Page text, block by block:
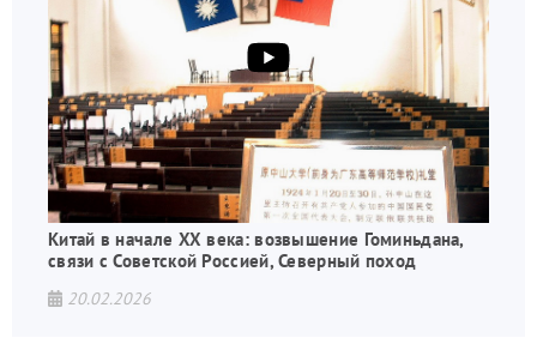
Китай в начале XX века: возвышение Гоминьдана,
связи с Советской Россией, Северный поход
20.02.2026